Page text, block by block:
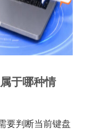
于哪种情
要判断当前键盘